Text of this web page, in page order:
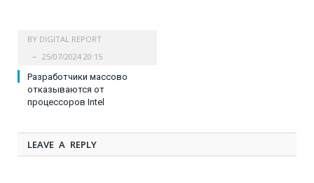
BY DIGITAL REPORT
25/07/2024 20:15
Разработчики массово
отказываются от
процессоров Intel
LEAVE A REPLY